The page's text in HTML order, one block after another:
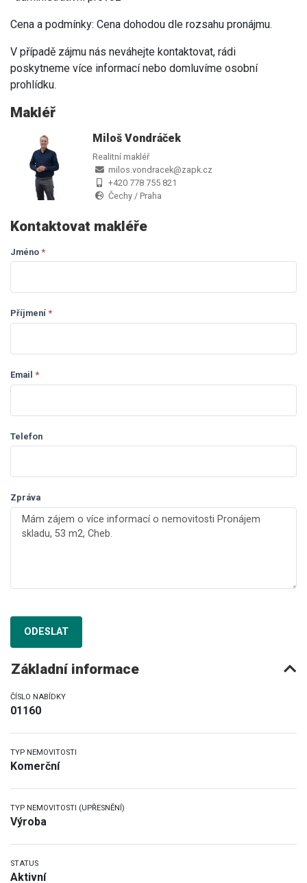
Cena a podmínky: Cena dohodou dle rozsahu pronájmu.
V případě zájmu nás neváhejte kontaktovat, rádi
poskytneme více informací nebo domluvíme osobní
prohlídku.
Makléř
Miloš Vondráček
Realitní makléř
milos.vondracek@zapk.cz
+420 778 755 821
Čechy / Praha
Kontaktovat makléře
Dotaz
Jméno *
Příjmení *
Email *
Telefon
Zpráva
If you
are
leave
field
ODESLAT
Základní informace
ČÍSLO NABÍDKY
01160
TYP NEMOVITOSTI
Komerční
TYP NEMOVITOSTI (UPŘESNĚNÍ)
Výroba
STATUS
Aktivní